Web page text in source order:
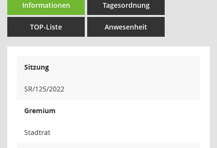
Informationen Tagesordnung
TOP-Liste Anwesenheit
Sitzung
SR/125/2022
Gremium
Stadtrat